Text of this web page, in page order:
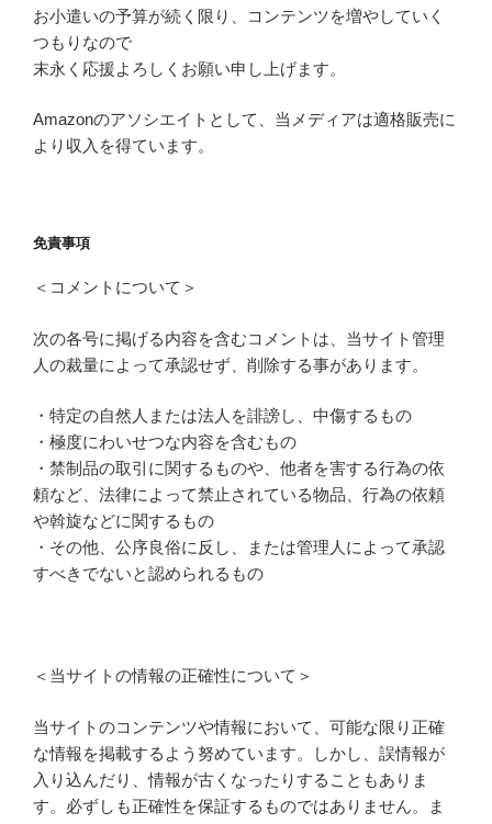
お小遣いの予算が続く限り、コンテンツを増やしていく
つもりなので
末永く応援よろしくお願い申し上げます。
Amazonのアソシエイトとして、当メディアは適格販売に
より収入を得ています。
免責事項
＜コメントについて＞
次の各号に掲げる内容を含むコメントは、当サイト管理
人の裁量によって承認せず、削除する事があります。
・特定の自然人または法人を誹謗し、中傷するもの
・極度にわいせつな内容を含むもの
・禁制品の取引に関するものや、他者を害する行為の依
頼など、法律によって禁止されている物品、行為の依頼
や斡旋などに関するもの
・その他、公序良俗に反し、または管理人によって承認
すべきでないと認められるもの
＜当サイトの情報の正確性について＞
当サイトのコンテンツや情報において、可能な限り正確
な情報を掲載するよう努めています。しかし、誤情報が
入り込んだり、情報が古くなったりすることもありま
す。必ずしも正確性を保証するものではありません。ま